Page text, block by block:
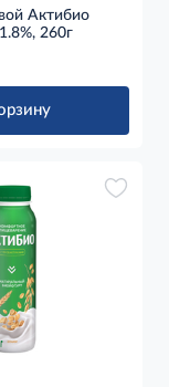
Актибио
260г